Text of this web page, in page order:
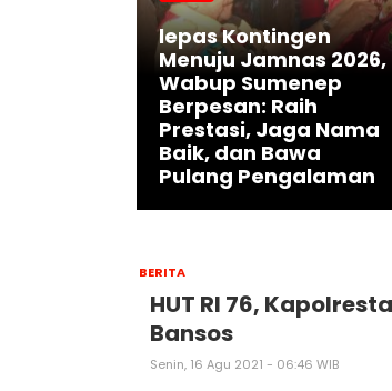
lepas Kontingen
Menuju Jamnas 2026,
Wabup Sumenep
Berpesan: Raih
Prestasi, Jaga Nama
Baik, dan Bawa
Pulang Pengalaman
BERITA
HUT RI 76,
Bansos
Senin, 16 Agu 2021 - 06:46 WIB